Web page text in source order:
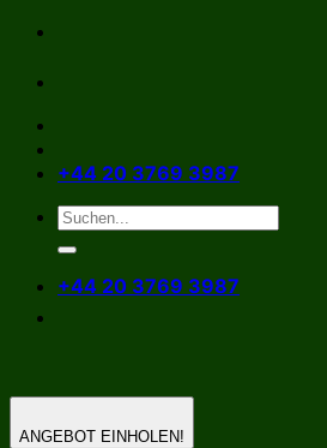
Zum
springen
+44 20 3769 3987
+44 20 3769 3987
ANGEBOT EINHOLEN!